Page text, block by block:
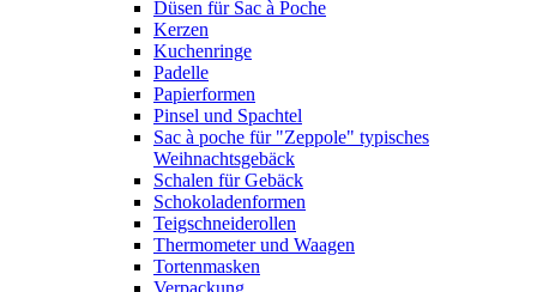
Düsen für Sac à Poche
Kerzen
Kuchenringe
Padelle
Papierformen
Pinsel und Spachtel
Sac à poche für "Zeppole" typisches
Weihnachtsgebäck
Schalen für Gebäck
Schokoladenformen
Teigschneiderollen
Thermometer und Waagen
Tortenmasken
Verpackung